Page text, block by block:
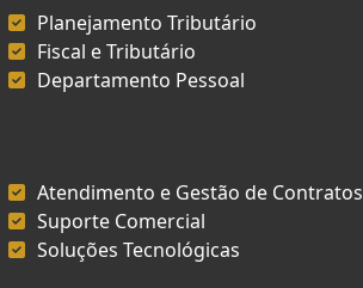
Planejamento Tributário
Fiscal e Tributário
Departamento Pessoal
Atendimento e Gestão de Contratos
Suporte Comercial
Soluções Tecnológicas